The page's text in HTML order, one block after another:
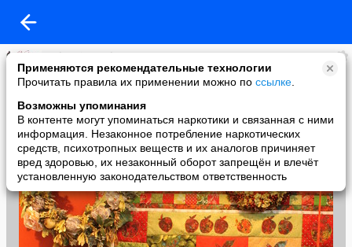
Применяются рекомендательные технологии
Прочитать правила их применении можно по ссылке
Возможны упоминания
В контенте могут упоминаться наркотики и связанная с ними
информация. Незаконное потребление наркотических
средств, психотропных веществ и их аналогов причиняет
вред здоровью, их незаконный оборот запрещён и влечёт
установленную законодательством ответственность
Baby-VipCrochet
added a photo
30 Sep в 20:51